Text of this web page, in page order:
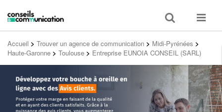
Toggle
search
Toggle
Accueil > Trouver un agence de communication > Midi-Pyrénées >
Haute-Garonne > Toulouse > Entreprise EUNOIA CONSEIL (SARL)